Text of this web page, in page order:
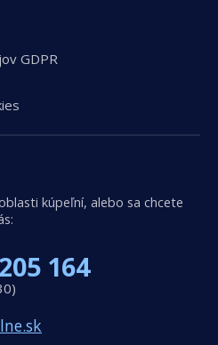
GDPR
kúpeľní, alebo sa chcete
164